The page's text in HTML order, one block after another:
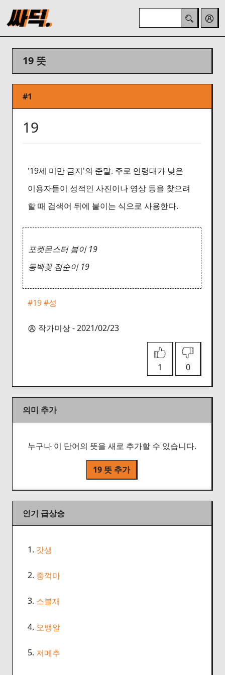
19 뜻
#1
19
'19세 미만 금지'의 준말. 주로 연령대가 낮은
이용자들이 성적인 사진이나 영상 등을 찾으려
할 때 검색어 뒤에 붙이는 식으로 사용한다.
포켓몬스터 봄이 19
동백꽃 점순이 19
#19#성
작가미상 - 2021/02/23
1 0
의미 추가
누구나 이 단어의 뜻을 새로 추가할 수 있습니다.
19 뜻 추가
인기 급상승
1. 갓생
2. 중꺽마
3. 스블재
4. 오뱅알
5. 저메추